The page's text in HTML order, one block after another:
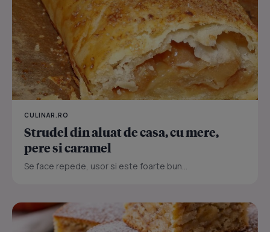
CULINAR.RO
Strudel din aluat de casa, cu mere,
pere si caramel
Se face repede, usor si este foarte bun...